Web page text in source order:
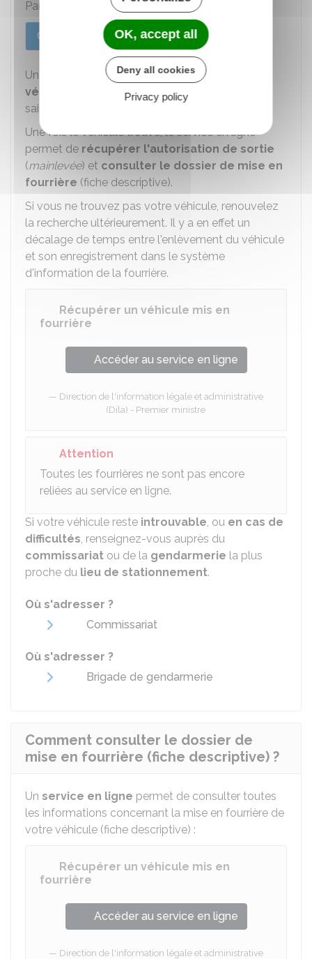
Paris ou d'une autre ville :
Cas général À Paris
Un service en ligne permet desavoir si le
véhicule est actuellement en fourrière
saisissant son
Une fois le véhicule trouvé, le service en ligne
permet de récupérer l'autorisation de sortie
(mainlevée) et consulter le dossier de mise en
fourrière (fiche descriptive).
Si vous ne trouvez pas votre véhicule, renouvelez
la recherche ultérieurement. Il y a en effet un
décalage de temps entre l'enlèvement du véhicule
et son enregistrement dans le système
d'information de la fourrière.
Récupérer un véhicule mis en
fourrière
Accéder au service en ligne
Direction de l'information légale et administrative
(Dila) - Premier ministre
Attention
Toutes les fourrières ne sont pas encore
reliées au service en ligne.
Si votre véhicule reste introuvable, ou en cas de
difficultés, renseignez-vous auprès du
commissariat ou de la gendarmerie la plus
proche du lieu de stationnement.
Où s'adresser ?
Commissariat
Où s'adresser ?
Brigade de gendarmerie
Comment consulter le dossier de
mise en fourrière (fiche descriptive) ?
Un service en ligne permet de consulter toutes
les informations concernant la mise en fourrière de
votre véhicule (fiche descriptive) :
Récupérer un véhicule mis en
fourrière
Accéder au service en ligne
Direction de l'information légale et administrative
OK, accept all
Deny all cookies
Privacy policy